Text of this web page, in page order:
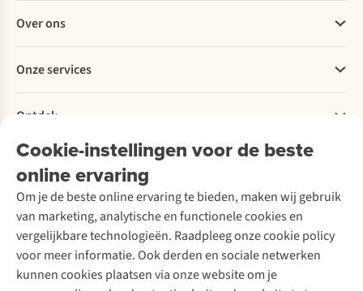
Cookie-instellingen voor de beste
online ervaring
Om je de beste online ervaring te bieden, maken wij gebruik
van marketing, analytische en functionele cookies en
vergelijkbare technologieën. Raadpleeg onze cookie policy
voor meer informatie. Ook derden en sociale netwerken
kunnen cookies plaatsen via onze website om je
Bestellen
Betalen
Levering
Retourneren
Bestelling herroepen
Garantie
Contact
Over ons
Explore More
Verantwoord ondernemen
Over Ayacucho
Onze winkels
Over A.S.Adventure
Toegankelijkheidsverklaring
Onze services
Ski-onderhoud
Wasservice
Schoenonderhoud
Schoenherstelling
Kledingherstelling
Retouches
Voor bedrijven
Ontdek
A.S.Magazine
Podcast
Explore Academy
Explore Camp
Gear Check
Inspiratie & advies
Meld je aan voor de nieuwsbrief
Follow us